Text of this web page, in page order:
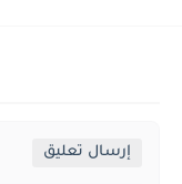
إرسال تعليق